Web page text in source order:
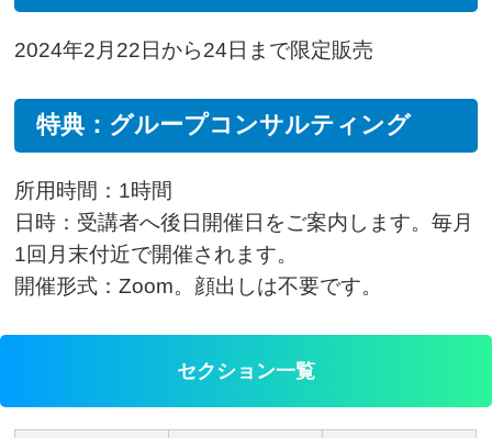
2024年2月22日から24日まで限定販売
特典：グループコンサルティング
所用時間：1時間
日時：受講者へ後日開催日をご案内します。毎月
1回月末付近で開催されます。
開催形式：Zoom。顔出しは不要です。
セクション一覧